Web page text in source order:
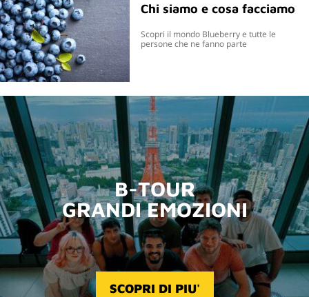
Chi siamo e cosa facciamo
Scopri il mondo Blueberry e tutte le
persone che ne fanno parte
B-TOUR
GRANDI EMOZIONI
SCOPRI DI PIU'